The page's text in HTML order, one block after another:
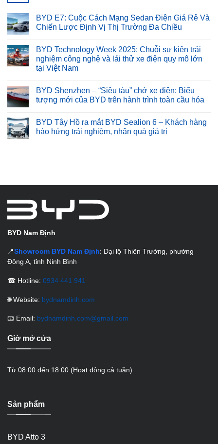
BYD E7: Cuộc Cách Mạng Sedan Điện Giá Rẻ Và
Chiến Lược Định Vị Thị Trường Đa Chiều
BYD Technology Week 2025: Chuỗi sự kiện trải
nghiệm công nghệ và lái thử xe điện quy mô lớn
tại Việt Nam
BYD Shenzhen – “Siêu tàu” chở xe điện: Biểu
tượng mới của BYD trên hành trình toàn cầu hóa
BYD Tây Hồ ra mắt BYD Sealion 6 – Khách hàng
hào hứng trải nghiệm, nhận quà giá trị
BYD Nam Định
📍Showroom BYD Nam Định: Đại lộ Thiên Trường, phường
Đông A, tỉnh Ninh Bình
☎ Hotline: 0934 441 941
🌐 Website: bydnamdinh.com
📧 Email: bydnamdinh.com@gmail.com
Giờ mở cửa
Từ 08:00 đến 18:00 (Hoạt động cả tuần)
Sản phẩm
BYD Atto 3